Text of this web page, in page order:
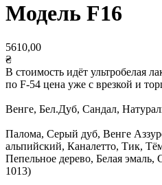
Модель F16
5610,00
₴
В стоимость идёт ультробелая
по F-54 цена уже с врезкой и
Венге, Бел.Дуб, Сандал,
Палома, Серый дуб, Венге
альпийский, Каналетто, Тик,
Пепельное дерево, Белая эмаль,
1013)